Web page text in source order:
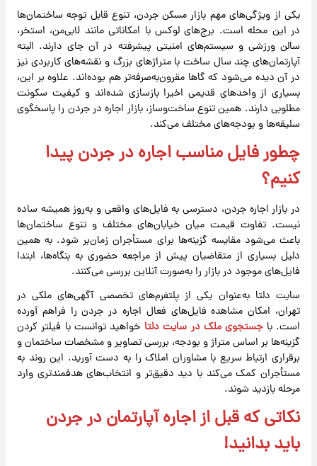
یکی از ویژگی‌های مهم بازار مسکن جردن، تنوع قابل‌ توجه ساختمان‌ها
در این محله است. برج‌های لوکس با امکاناتی مانند لابی‌من، استخر،
سالن ورزشی و سیستم‌های امنیتی پیشرفته در آن جای دارند. البته
آپارتمان‌های چند سال ساخت با متراژهای بزرگ و نقشه‌های کاربردی نیز
در آن دیده می‌شود که گاها مقرون‌به‌صرفه‌تر هم بوده‌اند. علاوه بر این،
بسیاری از واحدهای قدیمی اخیرا بازسازی شده‌اند و کیفیت سکونت
مطلوبی دارند. همین تنوع ساخت‌وساز، بازار اجاره در جردن را پاسخگوی
سلیقه‌ها و بودجه‌های مختلف می‌کند.
چطور فایل مناسب اجاره در جردن پیدا
کنیم؟
در بازار اجاره جردن، دسترسی به فایل‌های واقعی و به‌روز همیشه ساده
نیست. تفاوت قیمت میان خیابان‌های مختلف و تنوع ساختمان‌ها
باعث می‌شود مقایسه گزینه‌ها برای مستأجران زمان‌بر شود. به همین
دلیل بسیاری از متقاضیان پیش از مراجعه حضوری به بنگاه‌ها، ابتدا
فایل‌های موجود در بازار را به‌صورت آنلاین بررسی می‌کنند.
سایت دلتا به‌عنوان یکی از پلتفرم‌های تخصصی آگهی‌های ملکی در
تهران، امکان مشاهده فایل‌های فعال اجاره در جردن را فراهم آورده
است. با جستجوی ملک در سایت دلتا خواهید توانست با فیلتر کردن
گزینه‌ها بر اساس متراژ و بودجه، بررسی تصاویر و مشخصات ساختمان و
برقراری ارتباط سریع با مشاوران املاک را به دست آورید. این روند به
مستأجران کمک می‌کند با دید دقیق‌تر و انتخاب‌های هدفمندتری وارد
مرحله بازدید شوند.
نکاتی که قبل از اجاره آپارتمان در جردن
باید بدانید!